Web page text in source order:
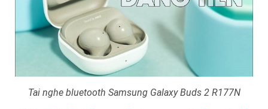
Tai nghe bluetooth Samsung Galaxy Buds 2 R177N